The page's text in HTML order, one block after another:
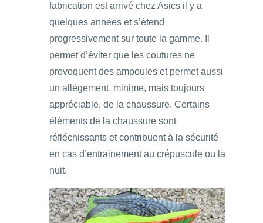
fabrication est arrivé chez Asics il y a
quelques années et s’étend
progressivement sur toute la gamme. Il
permet d’éviter que les coutures ne
provoquent des ampoules et permet aussi
un allégement, minime, mais toujours
appréciable, de la chaussure. Certains
éléments de la chaussure sont
réfléchissants et contribuent à la sécurité
en cas d’entrainement au crépuscule ou la
nuit.